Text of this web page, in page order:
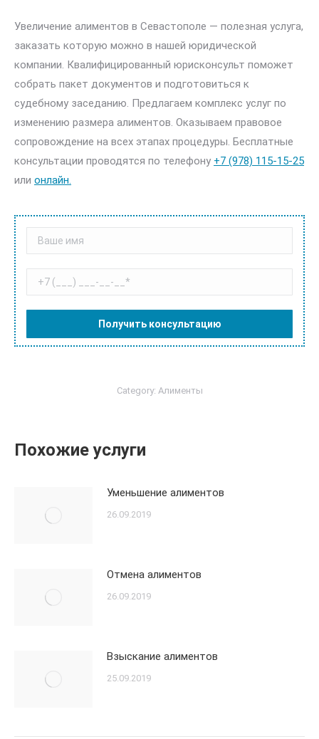
Увеличение алиментов в Севастополе — полезная услуга,
заказать которую можно в нашей юридической
компании. Квалифицированный юрисконсульт поможет
собрать пакет документов и подготовиться к
судебному заседанию. Предлагаем комплекс услуг по
изменению размера алиментов. Оказываем правовое
сопровождение на всех этапах процедуры. Бесплатные
консультации проводятся по телефону +7 (978) 115-15-25
или онлайн.
Category: Алименты
Похожие услуги
Уменьшение алиментов
26.09.2019
Отмена алиментов
26.09.2019
Взыскание алиментов
25.09.2019